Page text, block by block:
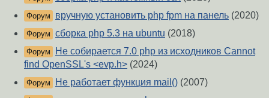
Форум вручную установить php fpm на панель (2020)
Форум сборка php 5.3 на ubuntu (2018)
Форум
Не собирается 7.0 php из исходников Cannot
find OpenSSL's <evp.h> (2024)
Форум Не работает функция mail() (2007)